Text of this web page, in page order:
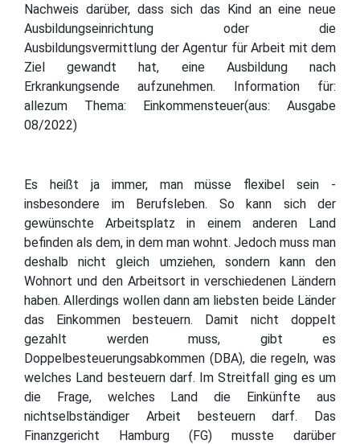
Nachweis darüber, dass sich das Kind an eine neue
Ausbildungseinrichtung oder die
Ausbildungsvermittlung der Agentur für Arbeit mit dem
Ziel gewandt hat, eine Ausbildung nach
Erkrankungsende aufzunehmen. Information für:
allezum Thema: Einkommensteuer(aus: Ausgabe
08/2022)
Es heißt ja immer, man müsse flexibel sein -
insbesondere im Berufsleben. So kann sich der
gewünschte Arbeitsplatz in einem anderen Land
befinden als dem, in dem man wohnt. Jedoch muss man
deshalb nicht gleich umziehen, sondern kann den
Wohnort und den Arbeitsort in verschiedenen Ländern
haben. Allerdings wollen dann am liebsten beide Länder
das Einkommen besteuern. Damit nicht doppelt
gezahlt werden muss, gibt es
Doppelbesteuerungsabkommen (DBA), die regeln, was
welches Land besteuern darf. Im Streitfall ging es um
die Frage, welches Land die Einkünfte aus
nichtselbständiger Arbeit besteuern darf. Das
Finanzgericht Hamburg (FG) musste darüber